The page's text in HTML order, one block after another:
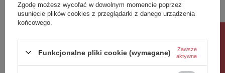
Zgodę możesz wycofać w dowolnym momencie poprzez
usunięcie plików cookies z przeglądarki z danego urządzenia
końcowego.
Funkcjonalne pliki cookie (wymagane)
Zawsze
aktywne